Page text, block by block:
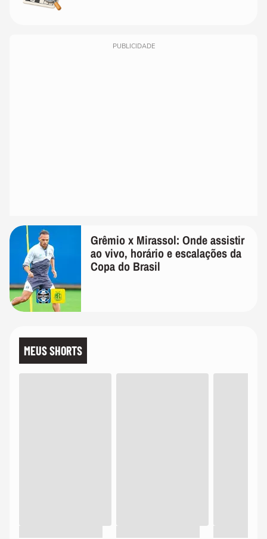
PUBLICIDADE
Grêmio x Mirassol: Onde assistir
ao vivo, horário e escalações da
Copa do Brasil
MEUS SHORTS